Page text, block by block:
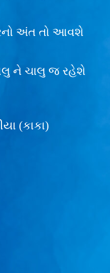
અંત તો આવશે
ને ચાલુ જ રહેશે
(કાકા)